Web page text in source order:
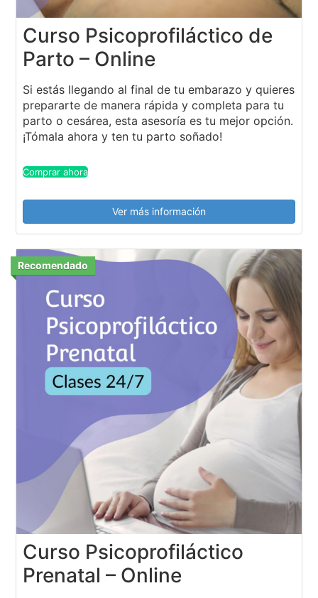
Curso Psicoprofiláctico de
Parto – Online
Si estás llegando al final de tu embarazo y quieres
prepararte de manera rápida y completa para tu
parto o cesárea, esta asesoría es tu mejor opción.
¡Tómala ahora y ten tu parto soñado!
Comprar ahora
Ver más información
Recomendado
Curso Psicoprofiláctico
Prenatal – Online